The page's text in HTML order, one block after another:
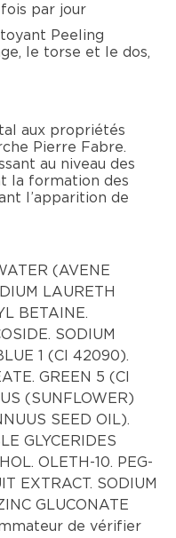
fois par jour
Peeling
le torse et le dos,
aux propriétés
Pierre Fabre.
au niveau des
la formation des
l’apparition de
(AVENE
LAURETH
BETAINE.
SODIUM
1 (CI 42090).
GREEN 5 (CI
(SUNFLOWER)
SEED OIL).
GLYCERIDES
OLETH-10. PEG-
EXTRACT. SODIUM
GLUCONATE
de vérifier